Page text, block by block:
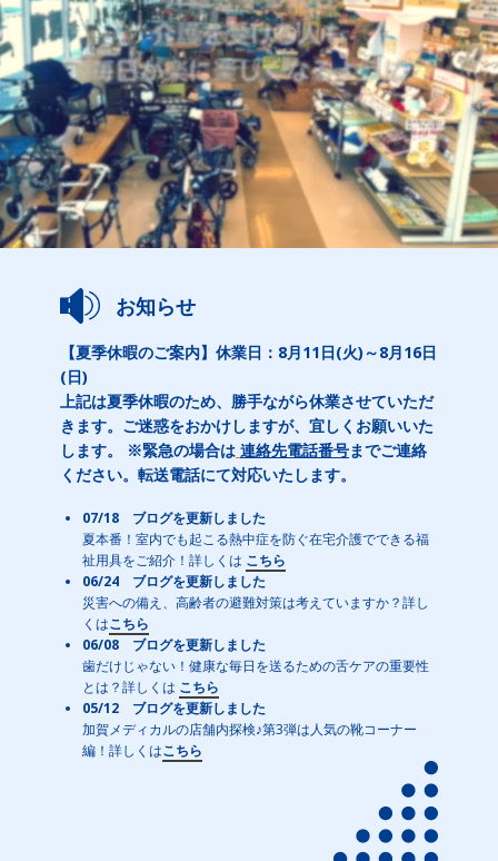
お知らせ
【夏季休暇のご案内】休業日：8月11日(火)～8月16日
(日)
上記は夏季休暇のため、勝手ながら休業させていただ
きます。ご迷惑をおかけしますが、宜しくお願いいた
します。 ※緊急の場合は 連絡先電話番号までご連絡
ください。転送電話にて対応いたします。
07/18 ブログを更新しました
夏本番！室内でも起こる熱中症を防ぐ在宅介護でできる福
祉用具をご紹介！詳しくは こちら
06/24 ブログを更新しました
災害への備え、高齢者の避難対策は考えていますか？詳し
くはこちら
06/08 ブログを更新しました
歯だけじゃない！健康な毎日を送るための舌ケアの重要性
とは？詳しくは こちら
05/12 ブログを更新しました
加賀メディカルの店舗内探検♪第3弾は人気の靴コーナー
編！詳しくはこちら